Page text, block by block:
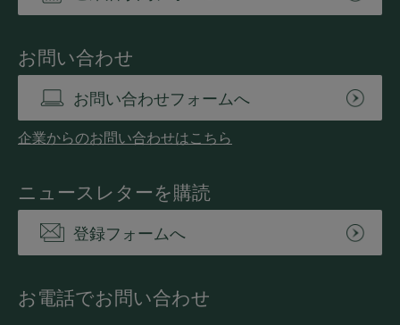
お問い合わせ
お問い合わせフォームへ
企業からのお問い合わせはこちら
ニュースレターを購読
登録フォームへ
お電話でお問い合わせ